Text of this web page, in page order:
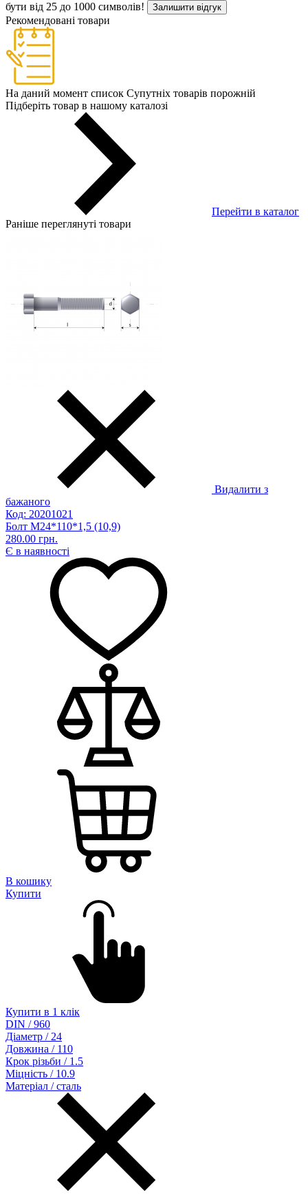
бути від 25 до 1000 символів! Залишити відгук
Рекомендовані товари
На даний момент список Супутніх товарів порожній
Підберіть товар в нашому каталозі
Перейти в каталог
Раніше переглянуті товари
Видалити з
бажаного
Код: 20201021
Болт М24*110*1,5 (10,9)
280.00 грн.
Є в наявності
В кошику
Купити
Купити в 1 клік
DIN / 960
Діаметр / 24
Довжина / 110
Крок різьби / 1.5
Міцність / 10.9
Матеріал / сталь